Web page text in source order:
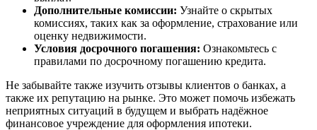
Дополнительные комиссии: Узнайте о скрытых
комиссиях, таких как за оформление, страхование или
оценку недвижимости.
Условия досрочного погашения: Ознакомьтесь с
правилами по досрочному погашению кредита.
Не забывайте также изучить отзывы клиентов о банках, а
также их репутацию на рынке. Это может помочь избежать
неприятных ситуаций в будущем и выбрать надёжное
финансовое учреждение для оформления ипотеки.